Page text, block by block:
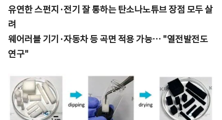
유연한 스펀지·전기 잘 통하는 탄소나노튜브 장점 모두 살
려
웨어러블 기기·자동차 등 곡면 적용 가능… "열전발전도
연구"